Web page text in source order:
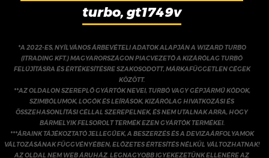
turbo, gt1749v
*A 2022-ES, NYÍLVÁNOS ÁRBEVÉTELI ADATOK ALAPJÁN A WIZARD TURBO
(ITRADING KFT.) MAGYARORSZÁGON PIACVEZETŐ A KIZÁRÓLAG TURBÓ
FELÚJÍTÁSRA ÉS ÉRTÉKESÍTÉSRE SZAKOSODOTT, MÁRKAFÜGGETLEN CÉGEK
KÖZÖTT.
**AZ OLDALON SZEREPLŐ GYÁRTÓK NEVEI, TURBÓ VAGY GÉPJÁRMŰ KÓDOK,
SZIMBÓLUMOK, LOGÓK ÉS LEÍRÁSOK, KIZÁRÓLAG HIVATKOZÁSI ÉS
ÖSSZEHASONLÍTÁSI CÉLLAL SZEREPELNEK, ÉS NEM UTALNAK ARRA, HOGY
BÁRMELYIK FELSOROLT TERMÉK EZEN GYÁRTÓK TERMÉKEI.
***ÁRAINK TÁJÉKOZTATÓ JELLEGŰEK, A BESZERZÉS ÉS A DEVIZAÁRFOLYAMOK
VÁLTOZÁSÁNAK FÜGGVÉNYÉBEN, ELŐZETES ÉRTESÍTÉS NÉLKÜL VÁLTOZHATNAK!
AZ OLDAL NEM WEB ÁRUHÁZ. LEGNAGYOBB IGYEKEZETÜNK ELLENÉRE AZ